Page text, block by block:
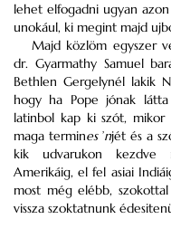
lehet elfogadni ugyan
unokául, ki megint majd
Majd közlöm egyszer
dr. Gyarmathy Samuel
Bethlen Gergelynél lakik
hogy ha Pope jónak
latinbol kap ki szót, mikor
maga termines’njét és a
kik udvarukon kezdve
Amerikáig, el fel asiai
most még elébb,
vissza szoktatnunk